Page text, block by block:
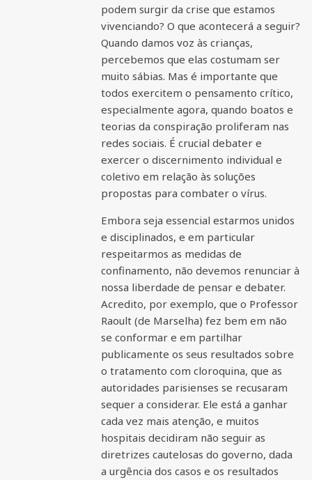
podem surgir da crise que estamos
vivenciando? O que acontecerá a seguir?
Quando damos voz às crianças,
percebemos que elas costumam ser
muito sábias. Mas é importante que
todos exercitem o pensamento crítico,
especialmente agora, quando boatos e
teorias da conspiração proliferam nas
redes sociais. É crucial debater e
exercer o discernimento individual e
coletivo em relação às soluções
propostas para combater o vírus.
Embora seja essencial estarmos unidos
e disciplinados, e em particular
respeitarmos as medidas de
confinamento, não devemos renunciar à
nossa liberdade de pensar e debater.
Acredito, por exemplo, que o Professor
Raoult (de Marselha) fez bem em não
se conformar e em partilhar
publicamente os seus resultados sobre
o tratamento com cloroquina, que as
autoridades parisienses se recusaram
sequer a considerar. Ele está a ganhar
cada vez mais atenção, e muitos
hospitais decidiram não seguir as
diretrizes cautelosas do governo, dada
a urgência dos casos e os resultados